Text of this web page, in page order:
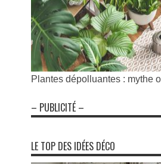
Plantes dépolluantes : mythe
– PUBLICITÉ –
LE TOP DES IDÉES DÉCO